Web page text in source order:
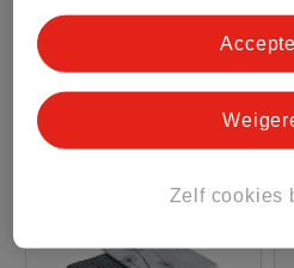
Beurer HK 58 Cosy
Zelf cookies